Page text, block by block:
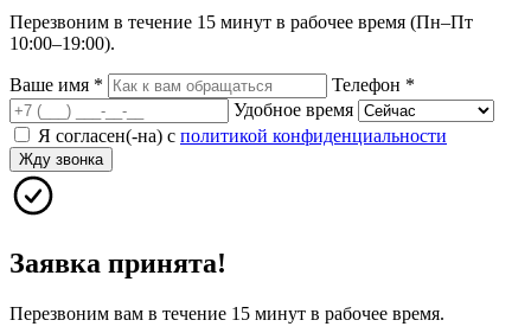
Перезвоним в течение 15 минут в рабочее время (Пн–Пт
10:00–19:00).
Ваше имя * Телефон *
Удобное время
Я согласен(-на) с политикой конфиденциальности
Жду звонка
Заявка принята!
Перезвоним вам в течение 15 минут в рабочее время.